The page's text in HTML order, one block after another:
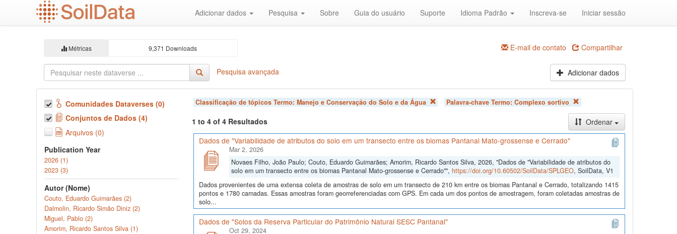
Adicionar dados Pesquisa Sobre Guia do usuário Suporte Idioma Padrão Inscreva-se Iniciar sessão
Métricas 9,371 Downloads E-mail de contato Compartilhar
Pesquisa avançada Adicionar dados
Comunidades Dataverses (0)
Conjuntos de Dados (4)
Arquivos (0)
Publication Year
2026 (1)
2023 (3)
Autor (Nome)
Couto, Eduardo Guimarães (2)
Dalmolin, Ricardo Simão Diniz (2)
Miguel, Pablo (2)
Amorim, Ricardo Santos Silva (1)
Classificação de tópicos Termo: Manejo e Conservação do Solo e da Água Palavra-chave Termo: Complexo sortivo
1 to 4 of 4 Resultados
Ordenar
Dados de "Variabilidade de atributos do solo em um transecto entre os biomas Pantanal Mato-grossense e Cerrado"
Mar 2, 2026
Novaes Filho, João Paulo; Couto, Eduardo Guimarães; Amorim, Ricardo Santos Silva, 2026, "Dados de "Variabilidade de atributos do
solo em um transecto entre os biomas Pantanal Mato-grossense e Cerrado"", https://doi.org/10.60502/SoilData/SPLGEO, SoilData, V1
Dados provenientes de uma extensa coleta de amostras de solo em um transecto de 210 km entre os biomas Pantanal e Cerrado, totalizando 1415
pontos e 1780 camadas. Essas amostras foram georreferenciadas com GPS. Em cada um dos pontos de amostragem, foram coletadas amostras de
solo...
Dados de "Solos da Reserva Particular do Patrimônio Natural SESC Pantanal"
Oct 29, 2024